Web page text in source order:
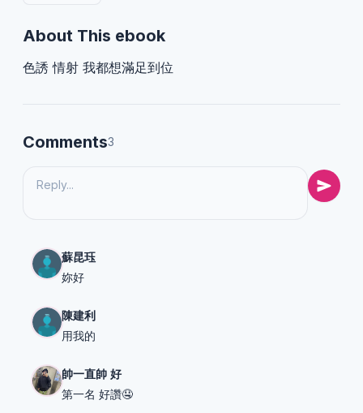
About This ebook
色誘 情射 我都想滿足到位
Comments3
蘇昆珏
妳好
陳建利
用我的
帥一直帥 好
第一名 好讚🤤